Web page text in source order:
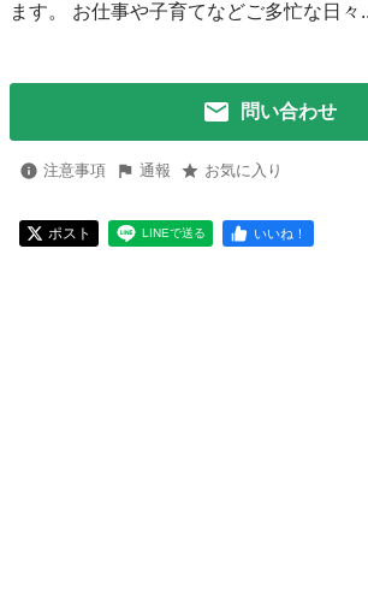
ます。 お仕事や子育てなどご多忙な日々
問い合わせ
注意事項 通報 お気に入り
ポスト LINEで送る いいね！